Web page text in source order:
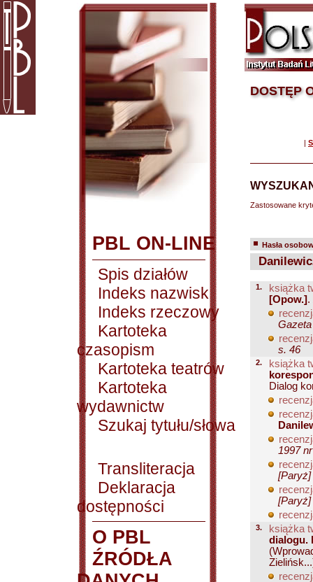
PBL ON-LINE
Spis działów
Indeks nazwisk
Indeks rzeczowy
Kartoteka
czasopism
Kartoteka teatrów
Kartoteka
wydawnictw
Szukaj tytułu/słowa
Transliteracja
Deklaracja
dostępności
O PBL
ŹRÓDŁA
DOSTĘP
|
Zastosowane
Hasła
1.
książka
[Opow.].
s. 46
2.
książka
Dialog
1997
[Paryż]
[Paryż]
3.
książka
dialogu.